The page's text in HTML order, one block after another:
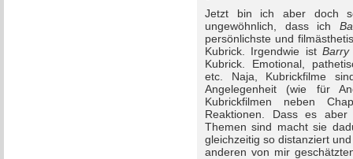
Jetzt bin ich aber doch
ungewöhnlich, dass ich
persönlichste und
Kubrick. Irgendwie ist Barry
Kubrick. Emotional,
etc. Naja, Kubrickfilme
Angelegenheit (wie für
Kubrickfilmen neben
Reaktionen. Dass es
Themen sind macht sie
gleichzeitig so distanziert
anderen von mir